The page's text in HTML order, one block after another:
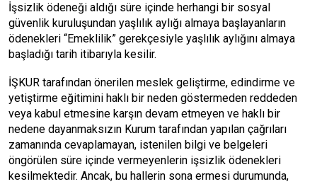
İşsizlik ödeneği aldığı süre içinde herhangi bir sosyal
güvenlik kuruluşundan yaşlılık aylığı almaya başlayanların
ödenekleri “Emeklilik” gerekçesiyle yaşlılık aylığını almaya
başladığı tarih itibarıyla kesilir.
İŞKUR tarafından önerilen meslek geliştirme, edindirme ve
yetiştirme eğitimini haklı bir neden göstermeden reddeden
veya kabul etmesine karşın devam etmeyen ve haklı bir
nedene dayanmaksızın Kurum tarafından yapılan çağrıları
zamanında cevaplamayan, istenilen bilgi ve belgeleri
öngörülen süre içinde vermeyenlerin işsizlik ödenekleri
kesilmektedir. Ancak, bu hallerin sona ermesi durumunda,